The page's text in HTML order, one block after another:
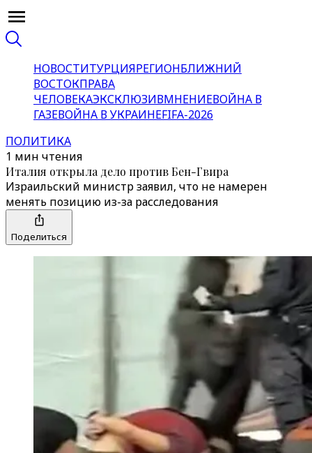
НОВОСТИТУРЦИЯРЕГИОНБЛИЖНИЙ
ВОСТОКПРАВА
ЧЕЛОВЕКАЭКСКЛЮЗИВМНЕНИЕВОЙНА В
ГАЗЕВОЙНА В УКРАИНЕFIFA-2026
ПОЛИТИКА
1 мин чтения
Италия открыла дело против Бен-Гвира
Израильский министр заявил, что не намерен
менять позицию из-за расследования
Поделиться